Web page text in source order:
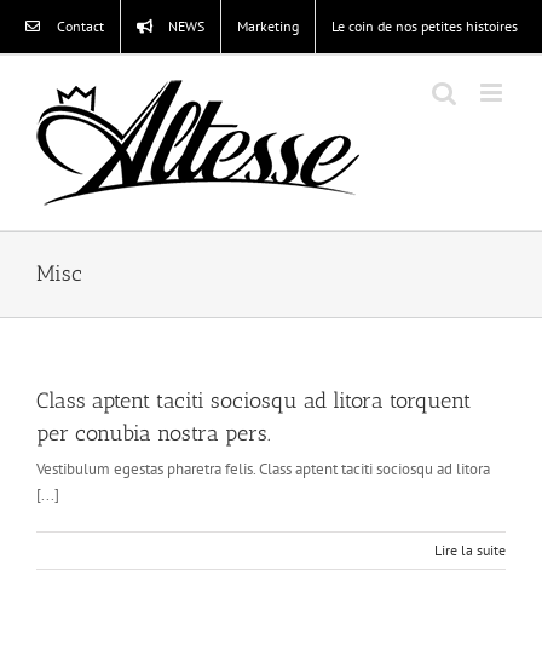
contenu
Contact NEWS Marketing Le coin de nos petites histoires
Misc
Class aptent taciti sociosqu ad litora torquent
per conubia nostra pers.
Vestibulum egestas pharetra felis. Class aptent taciti sociosqu ad litora
[...]
Lire la suite